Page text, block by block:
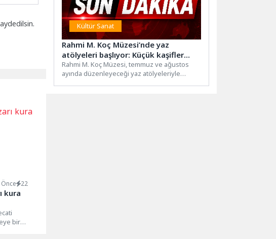
Önce 22
kura
bir
Kültür Sanat
Rahmi M. Koç Müzesi’nde yaz
atölyeleri başlıyor: Küçük kaşifler
hem eğlenecek hem öğrenecek
Rahmi M. Koç Müzesi, temmuz ve ağustos
ayında düzenleyeceği yaz atölyeleriyle